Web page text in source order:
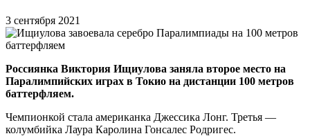
3 сентября 2021
Россиянка Виктория Ищиулова заняла второе место на
Паралимпийских играх в Токио на дистанции 100 метров
баттерфляем.
Чемпионкой стала американка Джессика Лонг. Третья —
колумбийка Лаура Каролина Гонсалес Родригес.